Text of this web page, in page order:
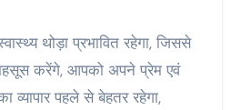
थोड़ा प्रभावित रहेगा, जिससे
करेंगे, आपको अपने प्रेम एवं
व्यापार पहले से बेहतर रहेगा,